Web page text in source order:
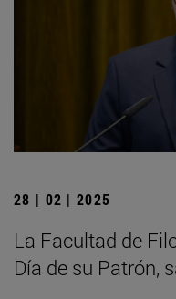
28 | 02 | 2025
La Facultad de
Día de su Patrón,